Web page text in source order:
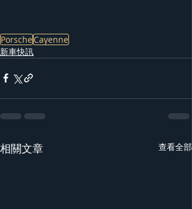
PorscheCayenne
新車快訊
相關文章 查看全部